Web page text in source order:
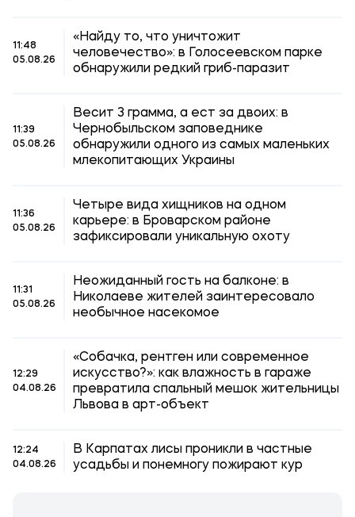
11:48
05.08.26
«Найду то, что уничтожит
человечество»: в Голосеевском парке
обнаружили редкий гриб-паразит
11:39
05.08.26
Весит 3 грамма, а ест за двоих: в
Чернобыльском заповеднике
обнаружили одного из самых маленьких
млекопитающих Украины
11:36
05.08.26
Четыре вида хищников на одном
карьере: в Броварском районе
зафиксировали уникальную охоту
11:31
05.08.26
Неожиданный гость на балконе: в
Николаеве жителей заинтересовало
необычное насекомое
12:29
04.08.26
«Собачка, рентген или современное
искусство?»: как влажность в гараже
превратила спальный мешок жительницы
Львова в арт-объект
12:24
04.08.26
В Карпатах лисы проникли в частные
усадьбы и понемногу пожирают кур